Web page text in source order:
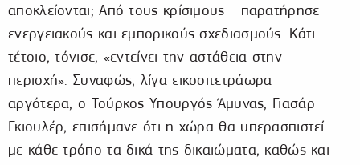
αποκλείονται; Από τους κρίσιμους - παρατήρησε -
ενεργειακούς και εμπορικούς σχεδιασμούς. Κάτι
τέτοιο, τόνισε, «εντείνει την αστάθεια στην
περιοχή». Συναφώς, λίγα εικοσιτετράωρα
αργότερα, ο Τούρκος Υπουργός Άμυνας, Γιασάρ
Γκιουλέρ, επισήμανε ότι η χώρα θα υπερασπιστεί
με κάθε τρόπο τα δικά της δικαιώματα, καθώς και